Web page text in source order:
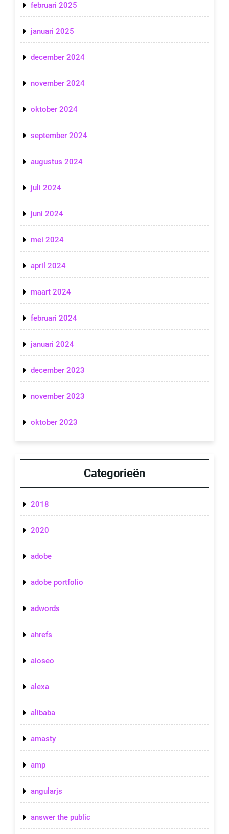
februari 2025
januari 2025
december 2024
november 2024
oktober 2024
september 2024
augustus 2024
juli 2024
juni 2024
mei 2024
april 2024
maart 2024
februari 2024
januari 2024
december 2023
november 2023
oktober 2023
Categorieën
2018
2020
adobe
adobe portfolio
adwords
ahrefs
aioseo
alexa
alibaba
amasty
amp
angularjs
answer the public